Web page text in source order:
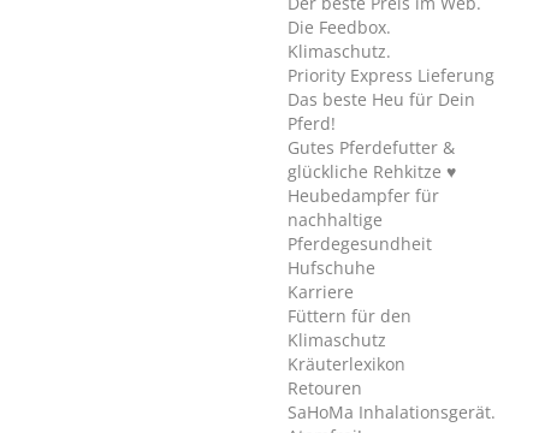
Die Feedbox.
Klimaschutz.
Priority Express Lieferung
Das beste Heu für Dein
Pferd!
Gutes Pferdefutter &
glückliche Rehkitze ♥
Heubedampfer für
nachhaltige
Pferdegesundheit
Hufschuhe
Karriere
Füttern für den
Klimaschutz
Kräuterlexikon
Retouren
SaHoMa Inhalationsgerät.